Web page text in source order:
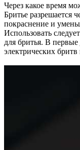
Через какое время
Бритье разрешается
покраснение и
Использовать
для бритья. В первые
электрических